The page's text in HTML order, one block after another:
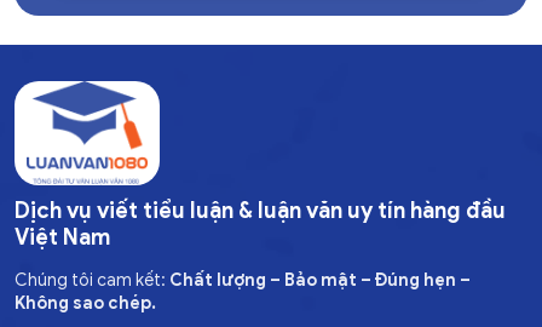
Dịch vụ viết tiểu luận & luận văn uy tín hàng đầu
Việt Nam
Chúng tôi cam kết: Chất lượng – Bảo mật – Đúng hẹn –
Không sao chép.